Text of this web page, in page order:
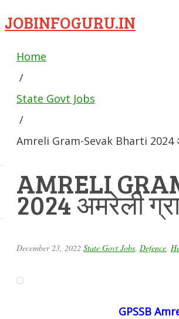
JOBINFOGURU.IN
Home
/
State Govt Jobs
/
Amreli Gram-Sevak Bharti 2024
AMRELI
2024 अमरेली
December 23, 2022 State Govt Jobs Defence
GPSSB